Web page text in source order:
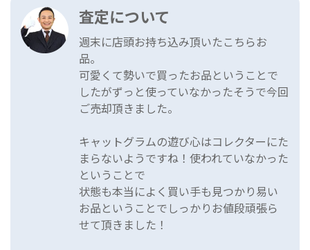
査定について
週末に店頭お持ち込み頂いたこちらお
品。
可愛くて勢いで買ったお品ということで
したがずっと使っていなかったそうで今回
ご売却頂きました。
キャットグラムの遊び心はコレクターにた
まらないようですね！使われていなかった
ということで
状態も本当によく買い手も見つかり易い
お品ということでしっかりお値段頑張ら
せて頂きました！